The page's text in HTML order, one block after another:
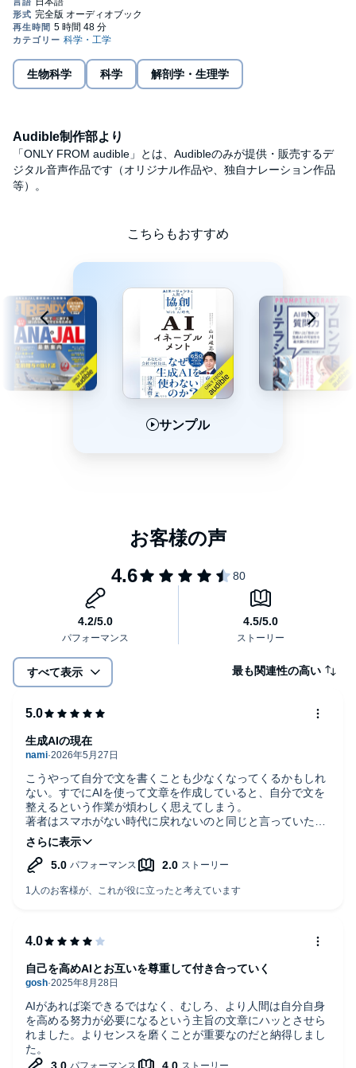
「仮にＡＩなくして成立しない世界が訪れたとしても、人間が愚
かになることは決してありません」著者
第１章 生成ＡＩとは何か
第２章 人生を変える生成ＡＩを使いこなすスキル
第３章 「私」よりも「私」のことを知る存在
第６章 生成ＡＩは未来を導く「神」なのか？
【本書より】
ＡＩが存在するからといって、人間のすることがなくなるわけで
はありません。ＡＩに全てを任せることが、人間の生きる価値を
ん。たとえば「楽しむ」という行為はその最たるものです。
さらに言えば、本来は人間が苦手なことをＡＩに任せ、自分たち
と」に脳の使い方が特化されるはずです。
完璧な人間がいないように、完璧なＡＩも存在しないのです。
本タイトルには付属資料・PDFが用意されています。ご購入後、
PCサイトのライブラリー、またはアプリ上の「目次」からご確認
ください。
生物科学 科学 解剖学・生理学
Audible制作部より
「ONLY FROM audible」とは、Audibleのみが提供・販売するデ
ジタル音声作品です（オリジナル作品や、独自ナレーション作品
等）。
こちらもおすすめ
サンプル
すべて表示 最も関連性の高い
こうやって自分で文を書くことも少なくなってくるかもしれ
ない。すでにAIを使って文章を作成していると、自分で文を
整えるという作業が煩わしく思えてしまう。
著者はスマホがない時代に戻れないのと同じと言っていた
が、まさにAIはそういう未来になると思う。
生成AIの現在
AIがあれば楽できるではなく、むしろ、より人間は自分自身
を高める努力が必要になるという主旨の文章にハッとさせら
れました。よりセンスを磨くことが重要なのだと納得しまし
た。
自己を高めAIとお互いを尊重して付き合っていく